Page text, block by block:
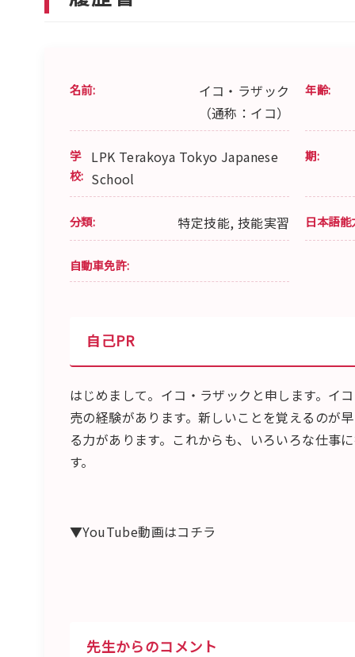
名前:
イコ・ラザック
（通称：イコ）
年齢:
学
校:
LPK Terakoya Tokyo Japanese
School
期:
分類: 特定技能, 技能実習 日本語能
自動車免許:
自己PR
はじめまして。イコ・ラザックと申します。イ
売の経験があります。新しいことを覚えるのが
る力があります。これからも、いろいろな仕事
す。
▼YouTube動画はコチラ
先生からのコメント